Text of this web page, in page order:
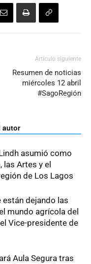
Artículo siguiente
Resumen de noticias
miércoles 12 abril
#SagoRegión
autor
asumió como
las Artes y el
de Los Lagos
están dejando las
mundo agrícola del
Vice-presidente de
Aula Segura tras